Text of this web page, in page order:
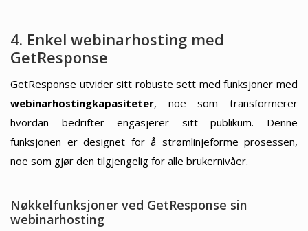
4. Enkel webinarhosting med
GetResponse
GetResponse utvider sitt robuste sett med funksjoner med
webinarhostingkapasiteter, noe som transformerer
hvordan bedrifter engasjerer sitt publikum. Denne
funksjonen er designet for å strømlinjeforme prosessen,
noe som gjør den tilgjengelig for alle brukernivåer.
Nøkkelfunksjoner ved GetResponse sin
webinarhosting